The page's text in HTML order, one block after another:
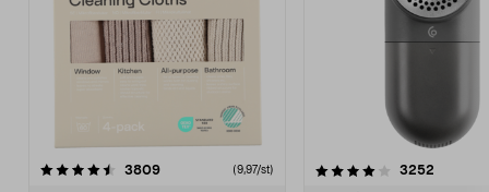
3809recensioner (9,97/st)
4.0av 5 stjärnor 3252
4.5av 5 stjärnor